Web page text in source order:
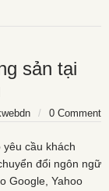
sản tại
/ 0 Comment
cầu khách
đổi ngôn ngữ
Google, Yahoo